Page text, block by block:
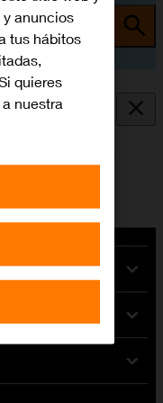
puede
anuncios
tus hábitos
quieres
nuestra